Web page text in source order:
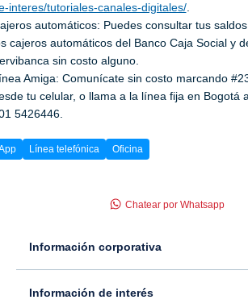
interes/tutoriales-canales-digitales/.
automáticos: Puedes consultar tus
cajeros automáticos del Banco Caja Social y
sin costo alguno.
Amiga: Comunícate sin costo marcando
tu celular, o llama a la línea fija en Bogotá
5426446.
Línea telefónica Oficina
Información corporativa
Información de interés
Chatear por Whatsapp